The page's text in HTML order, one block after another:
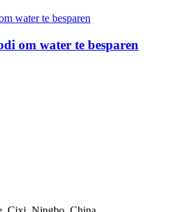
om water te besparen